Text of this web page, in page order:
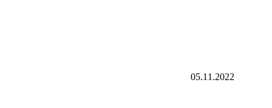
05.11.2022